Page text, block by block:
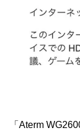
「Aterm